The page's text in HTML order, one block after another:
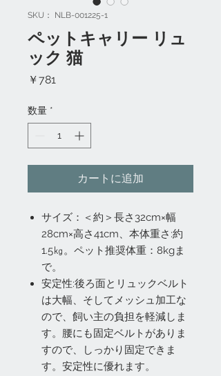
SKU： NLB-001225-1
ペットキャリー リュ
ック 猫
￥781
数量 *
カートに追加
サイズ：＜約＞長さ32cm×幅
28cm×高さ41cm、本体重さ:約
1.5㎏。ペット推奨体重：8kgま
で。
安定性:後ろ面とリュックベルト
は大幅、そしてメッシュ加工な
ので、飼い主の負担を軽減しま
す。腰にも固定ベルトがありま
すので、しっかり固定できま
す。安定性に優れます。